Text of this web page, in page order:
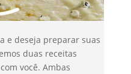
e deseja preparar suas
duas receitas
você. Ambas